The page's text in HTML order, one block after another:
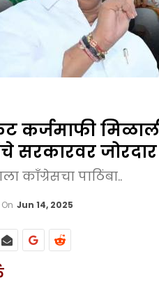
कर्जमाफी
सरकारवर
काँग्रेसचा पाठिंबा..
On Jun 14, 2025